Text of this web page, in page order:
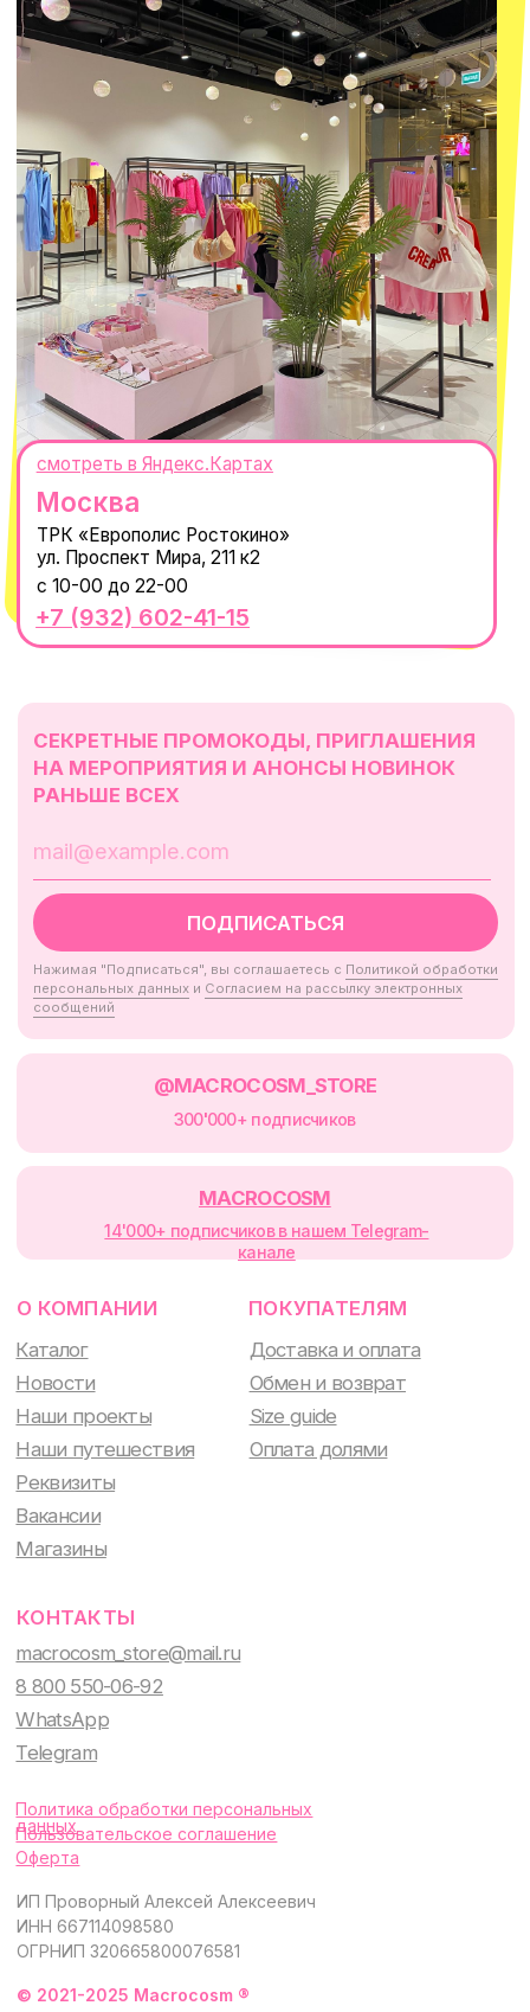
ИП Проворный Алексей Алексеевич
ОГРНИП 320665800076581
Telegram
© 2021-2025 Macrocosm ®
Пользовательское соглашение
Политика обработки персональных
данных